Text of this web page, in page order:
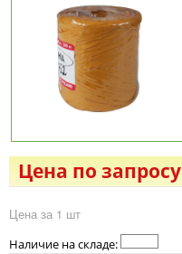
Цена по запросу
Цена за 1 шт
Наличие на складе: